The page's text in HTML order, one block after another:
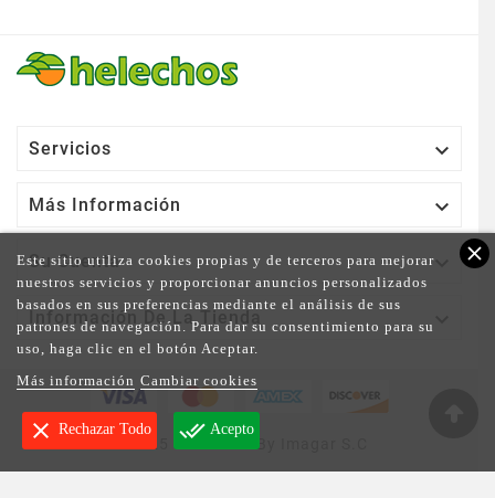
Servicios 
Más Información 
Su Cuenta 
Información De La Tienda 
close
Este sitio utiliza cookies propias y de terceros para mejorar
nuestros servicios y proporcionar anuncios personalizados
basados en sus preferencias mediante el análisis de sus
patrones de navegación. Para dar su consentimiento para su
uso, haga clic en el botón Aceptar.
Más información Cambiar cookies
clear Rechazar Todo done_all Acepto
© 2025 - Powered By Imagar S.C